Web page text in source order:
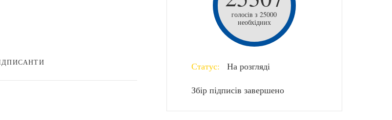
голосів з 25000
необхідних
Статус: На розгляді
Збір підписів завершено